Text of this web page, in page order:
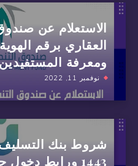
الاستعلام عن
ومعرفة
نوفمبر 11, 2022
شروط بنك
1443 ورابط